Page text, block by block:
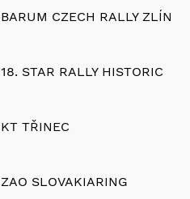
BARUM CZECH RALLY ZLÍN
18. STAR RALLY HISTORIC
KT TŘINEC
ZAO SLOVAKIARING